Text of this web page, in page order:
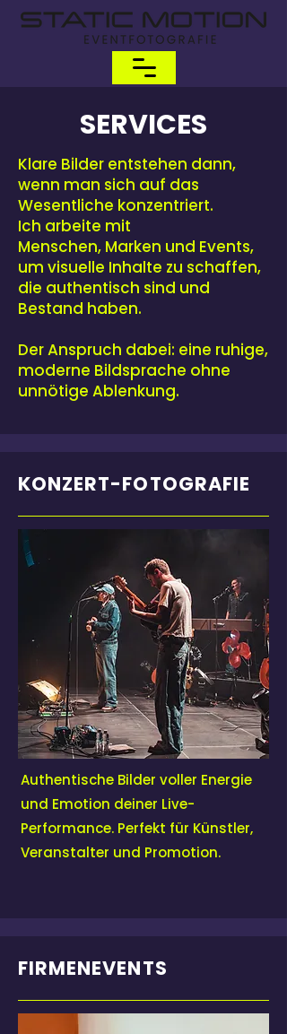
SERVICES
Klare Bilder entstehen dann,
wenn man sich auf das
Wesentliche konzentriert.
Ich arbeite mit
Menschen, Marken und Events,
um visuelle Inhalte zu schaffen,
die authentisch sind und
Bestand haben.
Der Anspruch dabei: eine ruhige,
moderne Bildsprache ohne
unnötige Ablenkung.
KONZERT-FOTOGRAFIE
Authentische Bilder voller Energie
und Emotion deiner Live-
Performance. Perfekt für Künstler,
Veranstalter und Promotion.
FIRMENEVENTS